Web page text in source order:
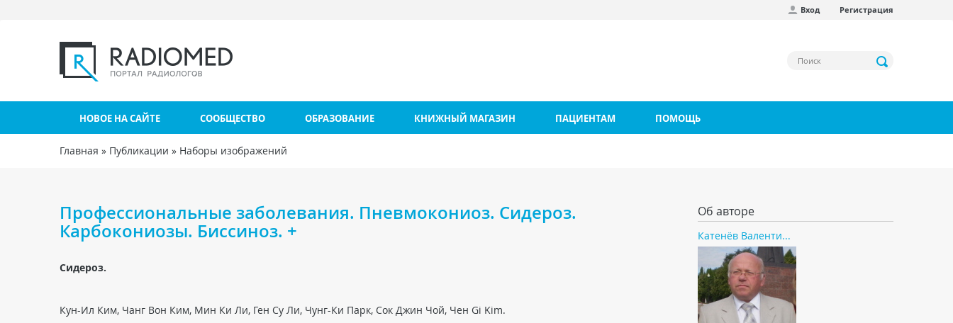
Вход Регистрация
НОВОЕ НА САЙТЕ СООБЩЕСТВО ОБРАЗОВАНИЕ КНИЖНЫЙ МАГАЗИН ПАЦИЕНТАМ ПОМОЩЬ
Вы здесь
Главная » Публикации » Наборы изображений
Профессиональные заболевания. Пневмокониоз. Сидероз.
Карбокониозы. Биссиноз. +
Сидероз.
Кун-Ил Ким, Чанг Вон Ким, Мин Ки Ли, Ген Су Ли, Чунг-Ки Парк, Сок Джин Чой, Чен Gi Kim.
Об авторе
Катенёв Валенти...